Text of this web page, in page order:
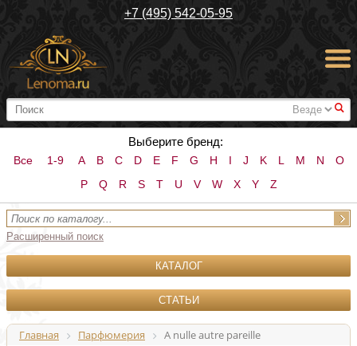
+7 (495) 542-05-95
#
Выберите бренд:
Все 1-9 A B C D E F G H I J K L M N
O
P
Q R S T U V W X Y Z
Расширенный поиск
КАТАЛОГ
СТАТЬИ
Главная Парфюмерия A nulle autre pareille